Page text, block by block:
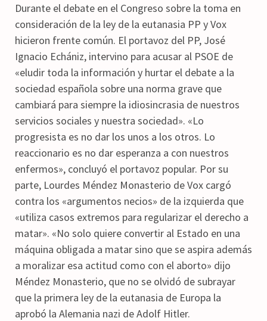
Durante el debate en el Congreso sobre la toma en
consideración de la ley de la eutanasia PP y Vox
hicieron frente común. El portavoz del PP, José
Ignacio Echániz, intervino para acusar al PSOE de
«eludir toda la información y hurtar el debate a la
sociedad española sobre una norma grave que
cambiará para siempre la idiosincrasia de nuestros
servicios sociales y nuestra sociedad». «Lo
progresista es no dar los unos a los otros. Lo
reaccionario es no dar esperanza a con nuestros
enfermos», concluyó el portavoz popular. Por su
parte, Lourdes Méndez Monasterio de Vox cargó
contra los «argumentos necios» de la izquierda que
«utiliza casos extremos para regularizar el derecho a
matar». «No solo quiere convertir al Estado en una
máquina obligada a matar sino que se aspira además
a moralizar esa actitud como con el aborto» dijo
Méndez Monasterio, que no se olvidó de subrayar
que la primera ley de la eutanasia de Europa la
aprobó la Alemania nazi de Adolf Hitler.